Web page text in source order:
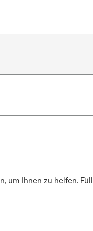
um Ihnen zu helfen.